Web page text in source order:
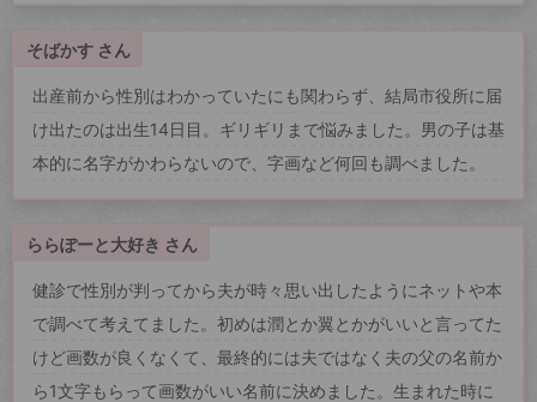
そばかす さん
出産前から性別はわかっていたにも関わらず、結局市役所に届
け出たのは出生14日目。ギリギリまで悩みました。男の子は基
本的に名字がかわらないので、字画など何回も調べました。
ららぽーと大好き さん
健診で性別が判ってから夫が時々思い出したようにネットや本
で調べて考えてました。初めは潤とか翼とかがいいと言ってた
けど画数が良くなくて、最終的には夫ではなく夫の父の名前か
ら1文字もらって画数がいい名前に決めました。生まれた時に